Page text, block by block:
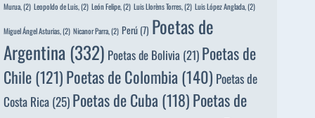
Murua, (2) Leopoldo de Luis, (2) León Felipe, (2) Luis Llorèns Torres, (2) Luis López Anglada, (2)
Miguel Ángel Asturias, (2) Nicanor Parra, (2) Perú (7) Poetas de
Argentina (332) Poetas de Bolivia (21) Poetas de
Chile(121)Poetas de Colombia(140) Poetas de
Costa Rica(25)Poetas de Cuba (118)Poetas de